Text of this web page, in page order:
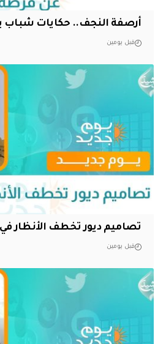
أرصفة النجف.. حكايات شباب
قبل يومين
تصاميم ديور تخطف الأنظار
قبل يومين